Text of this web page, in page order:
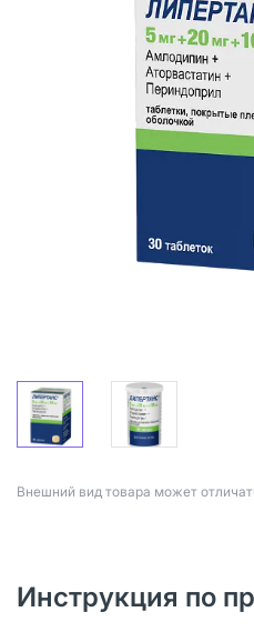
Bнешний вид товара может
Инструкция по